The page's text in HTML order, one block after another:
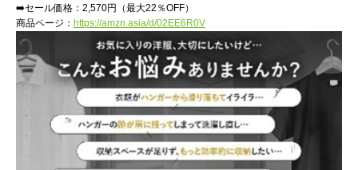
➡️セール価格：2,570円（最大22％OFF）
商品ページ： https://amzn.asia/d/02EE6R0V